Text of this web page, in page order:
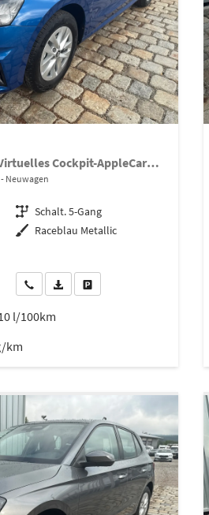
130 Jahre 1.0 MPI 80 PS-Virtuelles Cockpit-AppleCarplay-Android-Auto-LED-Klima-Tempomat-Rückfahrkamera-DAB-SHZ-15" Alu-sofort
Neuwagen
Getriebe Schalt. 5-Gang
Außenfarbe Raceblau Metallic
Wir rufen Sie an
Fahrzeugexposé (PDF)
Fahrzeug parken
l/100km
km